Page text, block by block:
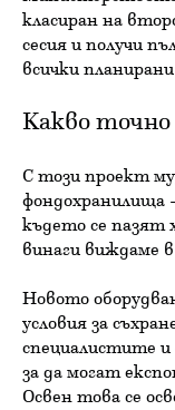
класиран на
сесия и получи
всички
Какво точно
С този проект
фондохранилища
където се пазят
винаги виждаме
Новото
условия за
специалистите и
за да могат
Освен това се